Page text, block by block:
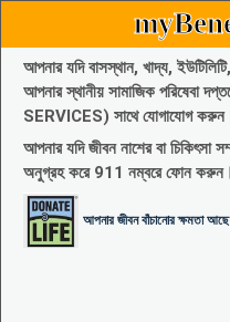
আপনার যদি বাসস্থান, খাদ্য,
আপনার স্থানীয় সামাজিক
SERVICES) সাথে যোগাযোগ
আপনার যদি জীবন নাশের বা চিকিৎসা
অনুগ্রহ করে 911 নম্বরে ফোন
আপনার জীবন বাঁচানোর ক্ষমতা